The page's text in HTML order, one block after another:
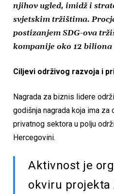
njihov ugled, imidž i
svjetskim tržištima.
postizanjem SDG-ova
kompanije oko 12 biliona
Ciljevi održivog razvoja i
Nagrada za biznis lidere
godišnja nagrada koja ima
privatnog sektora u polju
Hercegovini.
Aktivnost je
okviru projekta